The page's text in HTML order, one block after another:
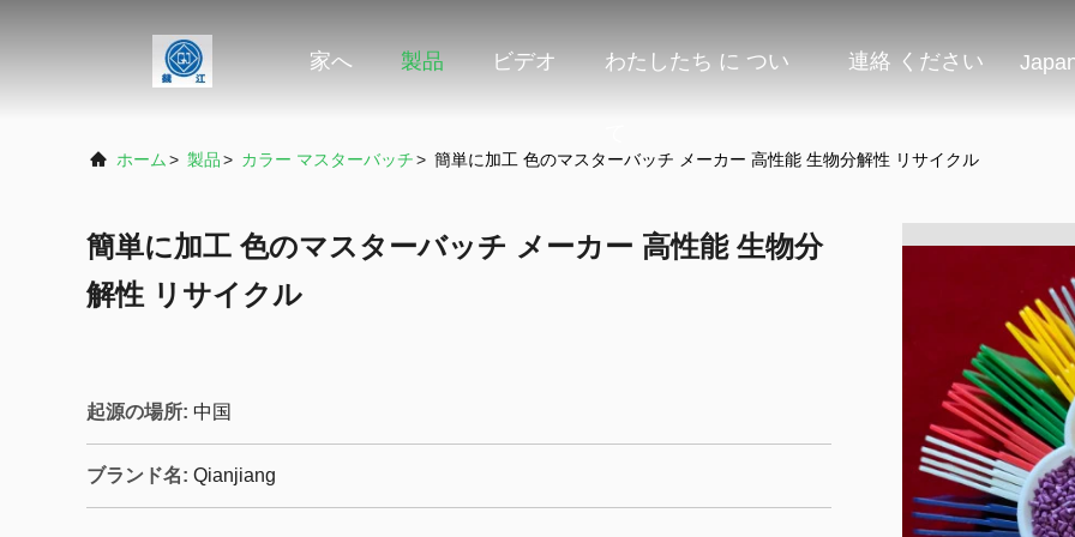
家へ 製品 ビデオ わたしたち に つい 連絡 ください
ホーム > 製品> カラー マスターバッチ> 簡単に加工 色のマスターバッチ メーカー 高性能 生物分解性 リサイクル
簡単に加工 色のマスターバッチ メーカー 高性能 生物分
解性 リサイクル
起源の場所: 中国
ブランド名: Qianjiang